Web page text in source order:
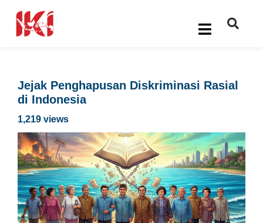
Jejak Penghapusan Diskriminasi Rasial
di Indonesia
1,219 views